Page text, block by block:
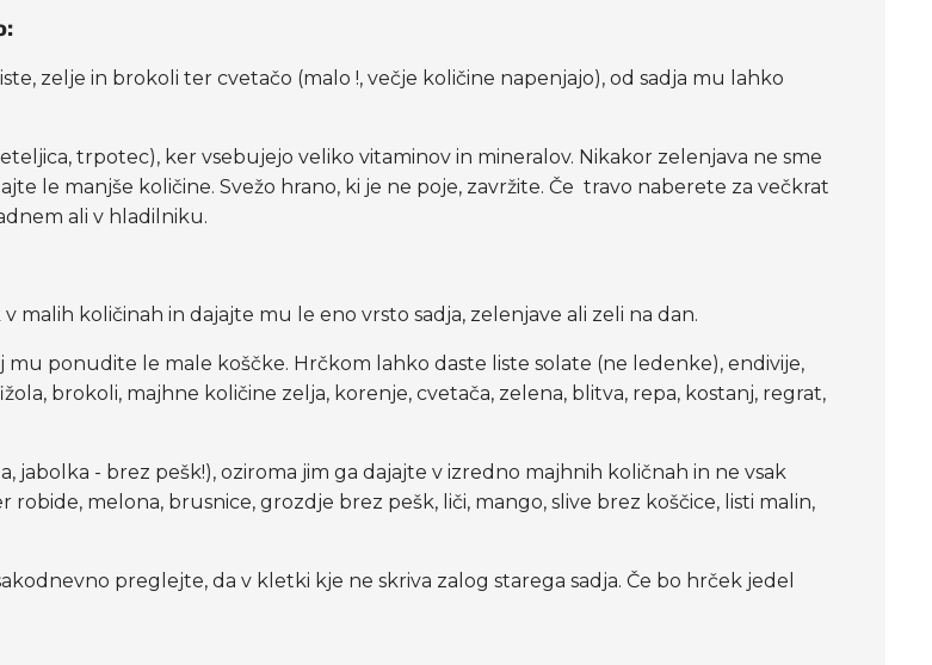
zelje in brokoli ter cvetačo (malo !, večje količine napenjajo), od sadja mu lahko
trpotec), ker vsebujejo veliko vitaminov in mineralov. Nikakor zelenjava ne sme
le manjše količine. Svežo hrano, ki je ne poje, zavržite. Če travo naberete za večkrat
ali v hladilniku.
količinah in dajajte mu le eno vrsto sadja, zelenjave ali zeli na dan.
ponudite le male koščke. Hrčkom lahko daste liste solate (ne ledenke), endivije,
brokoli, majhne količine zelja, korenje, cvetača, zelena, blitva, repa, kostanj, regrat,
jabolka - brez pešk!), oziroma jim ga dajajte v izredno majhnih količnah in ne vsak
melona, brusnice, grozdje brez pešk, liči, mango, slive brez koščice, listi malin,
preglejte, da v kletki kje ne skriva zalog starega sadja. Če bo hrček jedel